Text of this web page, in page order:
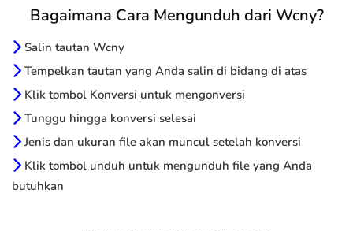
Bagaimana Cara Mengunduh dari Wcny?
Salin tautan Wcny
Tempelkan tautan yang Anda salin di bidang di atas
Klik tombol Konversi untuk mengonversi
Tunggu hingga konversi selesai
Jenis dan ukuran file akan muncul setelah konversi
Klik tombol unduh untuk mengunduh file yang Anda
butuhkan